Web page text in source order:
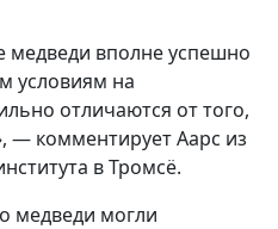
вполне успешно
условиям на
отличаются от того,
— комментирует Аарс из
в Тромсё.
медведи могли